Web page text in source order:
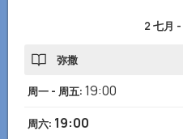
2 七月 -
弥撒
周一 - 周五: 19:00
周六: 19:00